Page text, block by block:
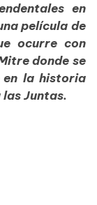
en
película de
ocurre con
donde se
en la historia
Juntas.